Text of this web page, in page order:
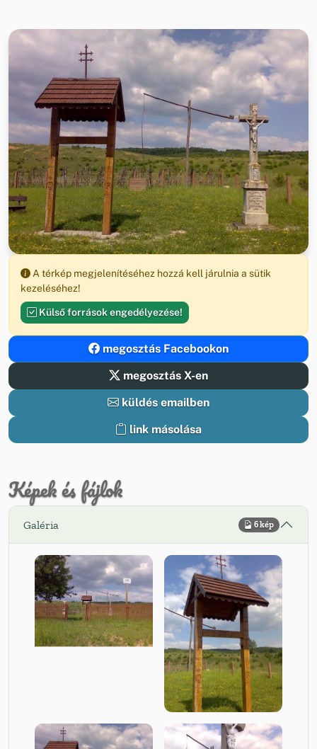
A térkép megjelenítéséhez hozzá kell járulnia a sütik
kezeléséhez!
Külső források engedélyezése!
megosztás Facebookon
megosztás X-en
küldés emailben
link másolása
Képek és fájlok
Galéria 6 kép